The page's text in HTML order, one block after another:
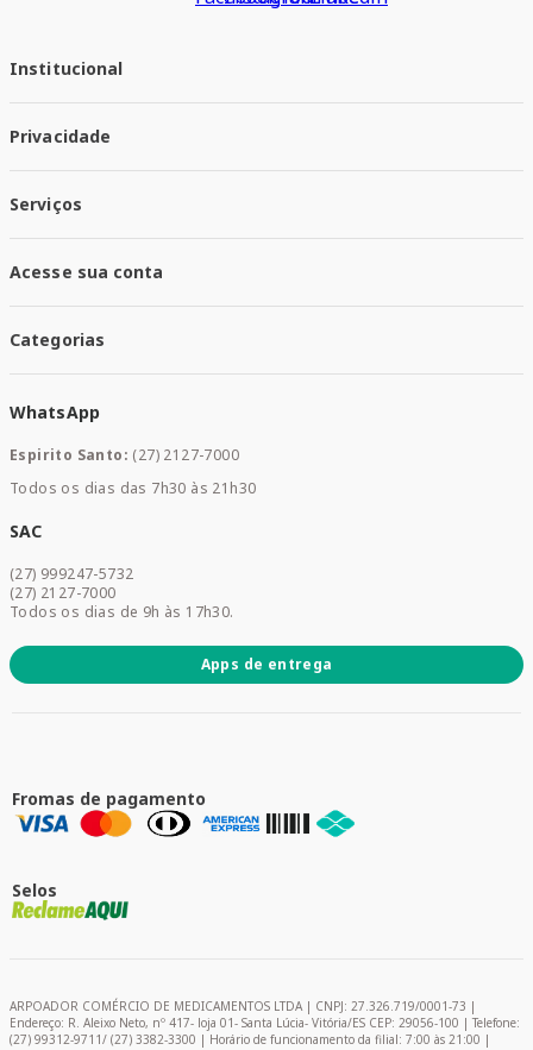
Institucional
Trabalhe conosco
Responsabilidade Social
Nossas Lojas
Privacidade
Política de Entrega
Trocas e Devoluções
Serviços
Santa Mais Exames
Santa Mais Serviços
Santa Mais Convenios
Acesse sua conta
Meus Pedidos
Categorias
Saúde e Bem-estar
Mamães e Bebê
Dermocosméticos
Promoções
WhatsApp
Espirito Santo: (27) 2127-7000
Todos os dias das 7h30 às 21h30
SAC
(27) 999247-5732
(27) 2127-7000
Todos os dias de 9h às 17h30.
Apps de entrega
Fromas de pagamento
Selos
ARPOADOR COMÉRCIO DE MEDICAMENTOS LTDA | CNPJ: 27.326.719/0001-73 |
Endereço: R. Aleixo Neto, nº 417- loja 01- Santa Lúcia- Vitória/ES CEP: 29056-100 | Telefone:
(27) 99312-9711/ (27) 3382-3300 | Horário de funcionamento da filial: 7:00 às 21:00 |